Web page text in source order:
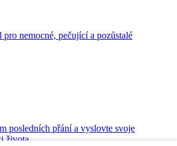
nemocné, pečující a pozůstalé
posledních přání a vyslovte svoje
života